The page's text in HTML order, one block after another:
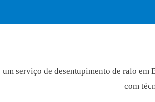
um serviço de desentupimento de ralo
com